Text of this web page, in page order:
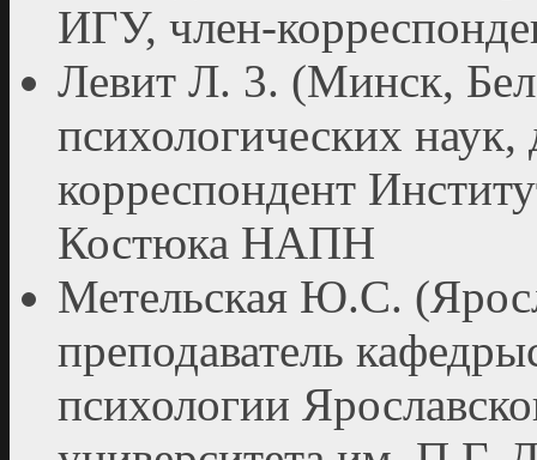
ИГУ, член-
Левит Л. 3. (Минск,
психологических
корреспондент
Костюка НАПН
Метельская Ю.С.
преподаватель
психологии